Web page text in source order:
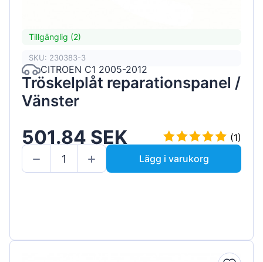
Tillgänglig (2)
SKU: 230383-3
CITROEN C1 2005-2012
Tröskelplåt reparationspanel /
Vänster
501.84 SEK
(1)
Lägg i varukorg